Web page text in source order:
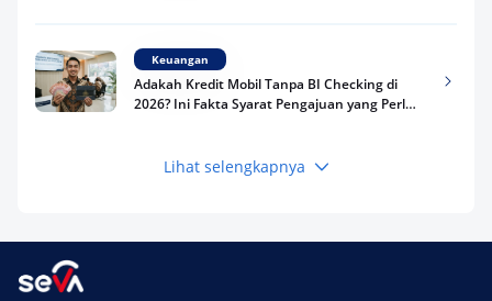
Keuangan
Adakah Kredit Mobil Tanpa BI Checking di
2026? Ini Fakta Syarat Pengajuan yang Perlu
Keuangan
Terpercaya
Lihat selengkapnya